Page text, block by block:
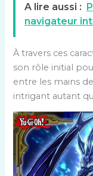
A lire aussi :
navigateur
À travers ces
son rôle initial
entre les mains
intrigant autant